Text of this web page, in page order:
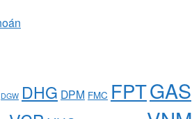
DGW DHG DPM FMC FPTGAS